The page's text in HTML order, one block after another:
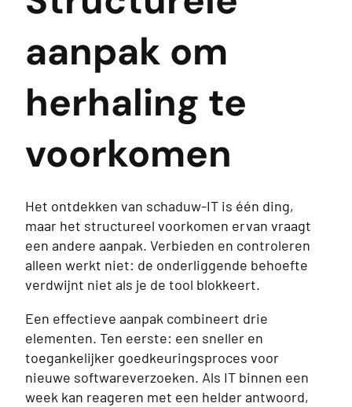
aanpak om
herhaling te
voorkomen
Het ontdekken van schaduw-IT is één ding,
maar het structureel voorkomen ervan vraagt
een andere aanpak. Verbieden en controleren
alleen werkt niet: de onderliggende behoefte
verdwijnt niet als je de tool blokkeert.
Een effectieve aanpak combineert drie
elementen. Ten eerste: een sneller en
toegankelijker goedkeuringsproces voor
nieuwe softwareverzoeken. Als IT binnen een
week kan reageren met een helder antwoord,